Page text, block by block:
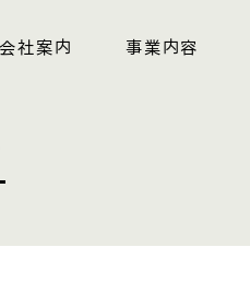
会社案内 事業内容